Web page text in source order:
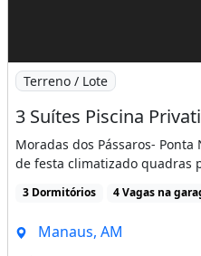
Imagem: 3 Suítes Piscina
Terreno / Lote
3 Suítes Piscina
Moradas dos Pássaros-
de festa climatizado quadras
3 Dormitórios 4 Vagas na
Manaus, AM